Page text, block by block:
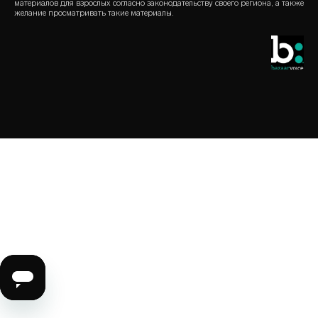
презервативы
материалов для взрослых согласно законодательству своего региона, а также
желание просматривать такие материалы.